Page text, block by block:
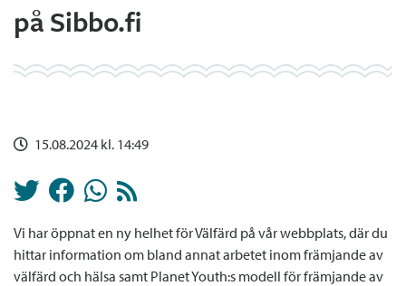
på Sibbo.fi
15.08.2024 kl. 14:49
Vi har öppnat en ny helhet för Välfärd på vår webbplats, där du
hittar information om bland annat arbetet inom främjande av
välfärd och hälsa samt Planet Youth:s modell för främjande av